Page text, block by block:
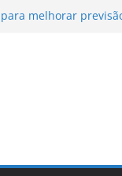
melhorar
enfrenta problema de